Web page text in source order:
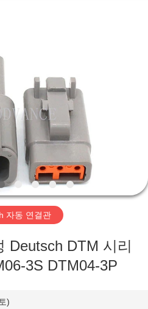
자동 연결관
Deutsch DTM 시리
3S DTM04-3P
)